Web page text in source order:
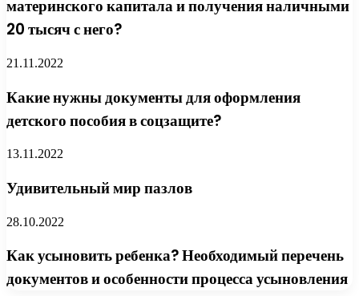
материнского капитала и получения наличными
20 тысяч с него?
21.11.2022
Какие нужны документы для оформления
детского пособия в соцзащите?
13.11.2022
Удивительный мир пазлов
28.10.2022
Как усыновить ребенка? Необходимый перечень
документов и особенности процесса усыновления